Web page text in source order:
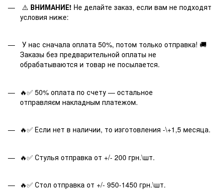
⚠️ ВНИМАНИЕ! Не делайте заказ, если вам не подходят
условия ниже:
У нас сначала оплата 50%, потом только отправка! 🚚
Заказы без предварительной оплаты не
обрабатываются и товар не посылается.
🔥✅ 50% оплата по счету — остальное
отправляєм накладным платежом.
🔥✅ Если нет в наличии, то изготовления -\+1,5 месяца.
🔥✅ Стулья отправка от +/- 200 грн.\шт.
🔥✅ Стол отправка от +/- 950-1450 грн.\шт.